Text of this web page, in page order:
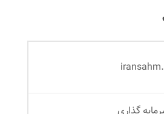
گذاری